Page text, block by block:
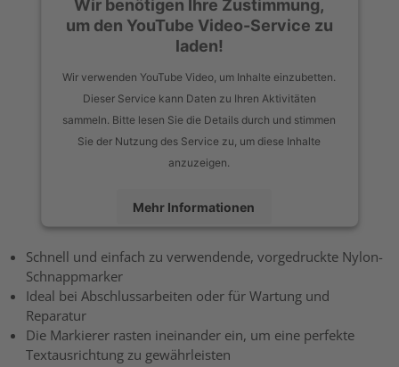
Wir benötigen Ihre Zustimmung,
um den YouTube Video-Service zu
laden!
Wir verwenden YouTube Video, um Inhalte einzubetten.
Dieser Service kann Daten zu Ihren Aktivitäten
sammeln. Bitte lesen Sie die Details durch und stimmen
Sie der Nutzung des Service zu, um diese Inhalte
anzuzeigen.
Mehr Informationen
Akzeptieren
powered by
Schnell und einfach zu verwendende, vorgedruckte Nylon-
Schnappmarker
Ideal bei Abschlussarbeiten oder für Wartung und
Reparatur
Die Markierer rasten ineinander ein, um eine perfekte
Textausrichtung zu gewährleisten